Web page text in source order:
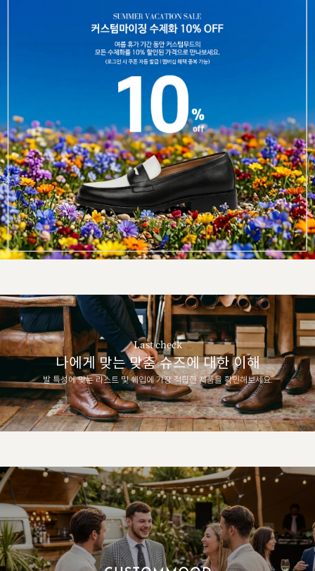
Last check
나에게 맞는 맞춤 슈즈에 대한 이해
발 특성에 맞는 라스트 및 쉐입에 가장 적합한 제품을 확인해보세요.